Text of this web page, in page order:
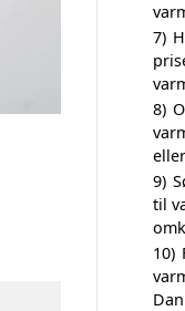
7)
8)
9)
til
10)